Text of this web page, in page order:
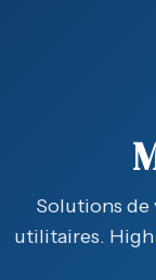
Solutions
utilitaires.